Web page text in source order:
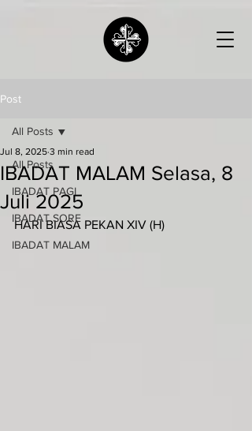
Post
All Posts
IBADAT PAGI
IBADAT SORE
IBADAT MALAM
All Posts
IBADAT MALAM Selasa, 8
Juli 2025
Jul 8, 2025 3 min read
HARI BIASA PEKAN XIV (H)